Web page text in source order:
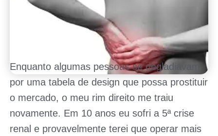
Enquanto algumas pessoas se degladiavam
por uma tabela de design que possa prostituir
o mercado, o meu rim direito me traiu
novamente. Em 10 anos eu sofri a 5ª crise
renal e provavelmente terei que operar mais